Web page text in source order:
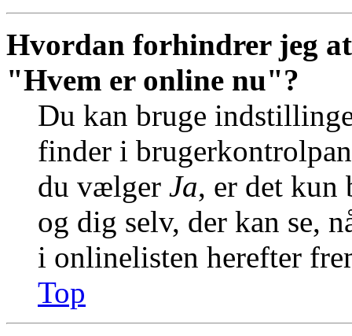
Hvordan forhindrer jeg
"Hvem er online nu"?
Du kan bruge
finder i
du vælger Ja, er det kun
og dig selv, der kan se,
i onlinelisten herefter
Top